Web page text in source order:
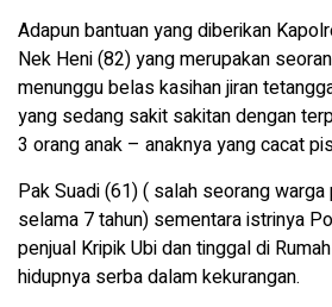
Adapun bantuan yang diberikan
Nek Heni (82) yang merupakan
menunggu belas kasihan jiran
yang sedang sakit sakitan dengan
3 orang anak – anaknya yang cacat
Pak Suadi (61) ( salah seorang
selama 7 tahun) sementara istrinya
penjual Kripik Ubi dan tinggal di
hidupnya serba dalam kekurangan.